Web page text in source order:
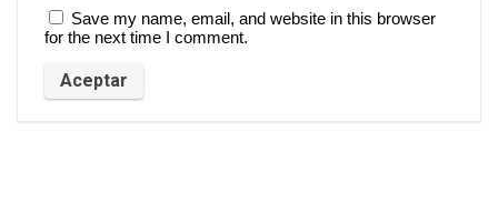
Save my name, email, and website in this browser
for the next time I comment.